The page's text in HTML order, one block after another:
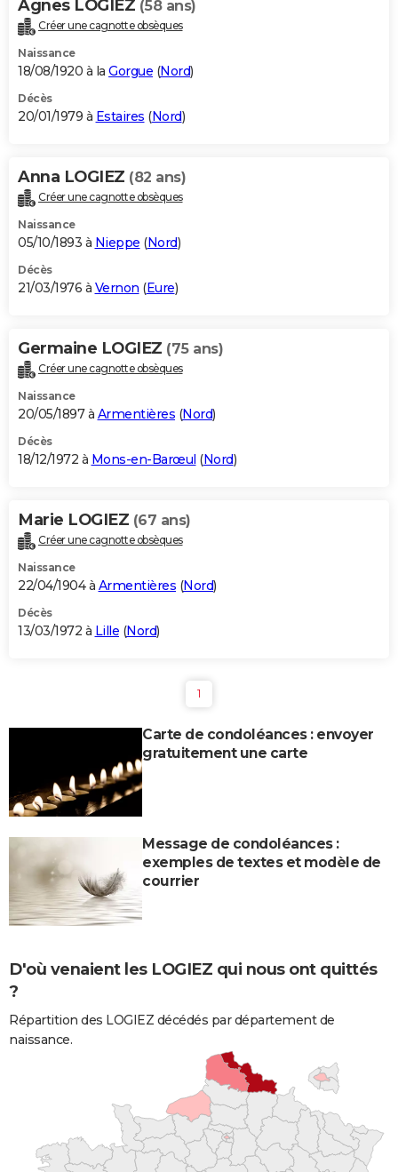
Agnes LOGIEZ (58 ans)
Créer une cagnotte obsèques
Naissance
18/08/1920 à la Gorgue (Nord)
Décès
20/01/1979 à Estaires (Nord)
Anna LOGIEZ (82 ans)
Créer une cagnotte obsèques
Naissance
05/10/1893 à Nieppe (Nord)
Décès
21/03/1976 à Vernon (Eure)
Germaine LOGIEZ (75 ans)
Créer une cagnotte obsèques
Naissance
20/05/1897 à Armentières (Nord)
Décès
18/12/1972 à Mons-en-Barœul (Nord)
Marie LOGIEZ (67 ans)
Créer une cagnotte obsèques
Naissance
22/04/1904 à Armentières (Nord)
Décès
13/03/1972 à Lille (Nord)
1
Carte de condoléances : envoyer
gratuitement une carte
Message de condoléances :
exemples de textes et modèle de
courrier
D'où venaient les LOGIEZ qui nous ont quittés
?
Répartition des LOGIEZ décédés par département de
naissance.